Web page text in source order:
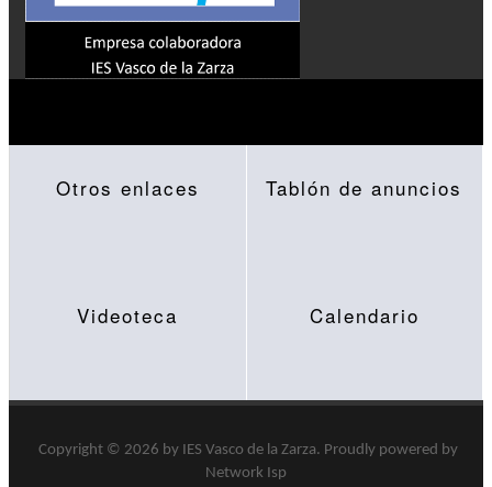
Otros enlaces Tablón de anuncios
Videoteca Calendario
Copyright © 2026 by IES Vasco de la Zarza. Proudly powered by
Network Isp